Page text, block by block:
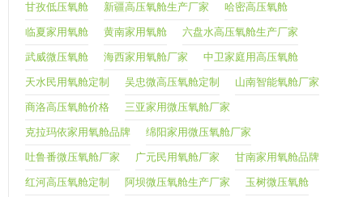
甘孜低压氧舱 新疆高压氧舱生产厂家 哈密高压氧舱
临夏家用氧舱 黄南家用氧舱 六盘水高压氧舱生产厂家
武威微压氧舱 海西家用氧舱厂家 中卫家庭用高压氧舱
天水民用氧舱定制 吴忠微高压氧舱定制 山南智能氧舱厂家
商洛高压氧舱价格 三亚家用微压氧舱厂家
克拉玛依家用氧舱品牌 绵阳家用微压氧舱厂家
吐鲁番微压氧舱厂家 广元民用氧舱厂家 甘南家用氧舱品牌
红河高压氧舱定制 阿坝微压氧舱生产厂家 玉树微压氧舱